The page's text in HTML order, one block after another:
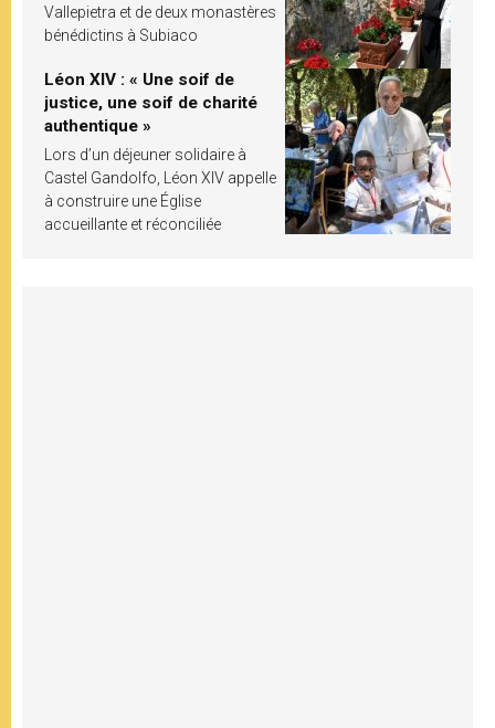
Vallepietra et de deux monastères
bénédictins à Subiaco
Léon XIV : « Une soif de
justice, une soif de charité
authentique »
Lors d’un déjeuner solidaire à
Castel Gandolfo, Léon XIV appelle
à construire une Église
accueillante et réconciliée